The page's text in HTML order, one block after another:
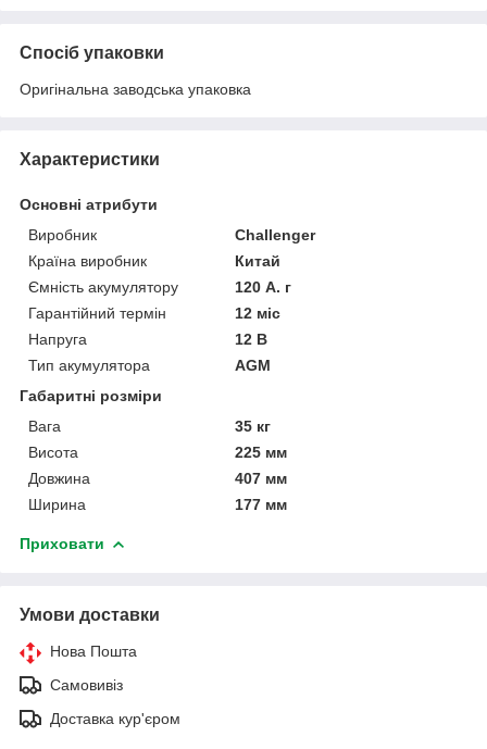
Спосіб упаковки
Оригінальна заводська упаковка
Характеристики
Основні атрибути
Виробник
Challenger
Країна виробник
Китай
Ємність акумулятору
120 А. г
Гарантійний термін
12 міс
Напруга
12 В
Тип акумулятора
AGM
Габаритні розміри
Вага
35 кг
Висота
225 мм
Довжина
407 мм
Ширина
177 мм
Приховати
Умови доставки
Нова Пошта
Самовивіз
Доставка кур'єром